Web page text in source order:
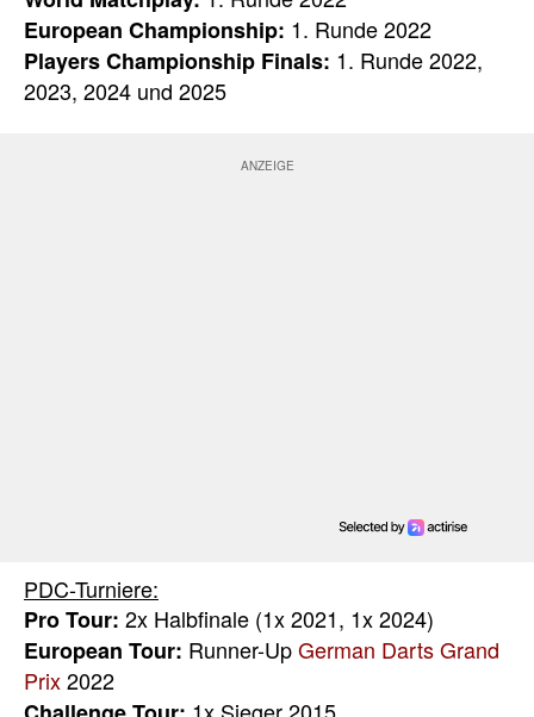
European Championship: 1. Runde 2022
Players Championship Finals: 1. Runde 2022,
2023, 2024 und 2025
PDC-Turniere:
Pro Tour: 2x Halbfinale (1x 2021, 1x 2024)
European Tour: Runner-UpGerman Darts Grand
Prix2022
1x Sieger 2015